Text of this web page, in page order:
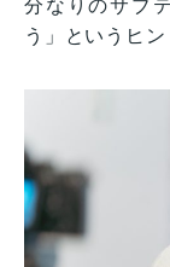
分なりのサブ
う」というヒン